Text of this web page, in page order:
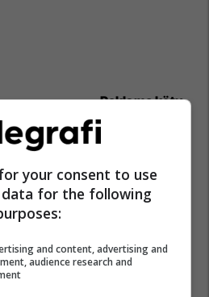
Reklamo këtu
e Korrikut në FAFA Sun
EXFIS
your consent to use
for the following
and content, advertising and
audience research and